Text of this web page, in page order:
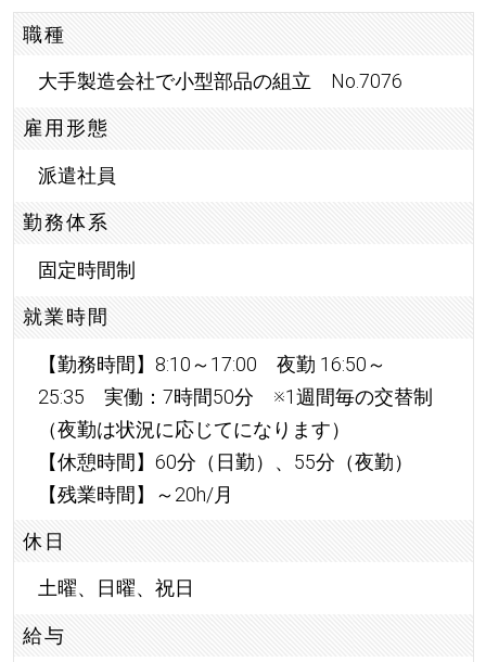
職種
大手製造会社で小型部品の組立 No.7076
雇用形態
派遣社員
勤務体系
固定時間制
就業時間
【勤務時間】8:10～17:00 夜勤 16:50～
25:35 実働：7時間50分 ※1週間毎の交替制
（夜勤は状況に応じてになります）
【休憩時間】60分（日勤）、55分（夜勤）
【残業時間】～20h/月
休日
土曜、日曜、祝日
給与